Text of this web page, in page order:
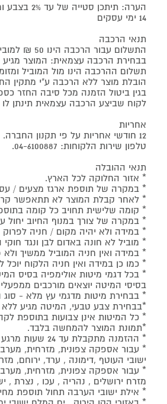
הערה: תיתכן סטייה של עד 2% בצבע ומידות.
14 ימי עסקים
תנאי הרכבה
התשלום עבור הרכבה הינו 50 ₪ למוביל בבית עבור כל מוצר
בבחירת הרכבה עצמאית: המוצר מגיע
תשלום ההרכבה הינו מול המוביל
הובלת מוצר ללא הרכבה ע"י מתקין
בגין ביטול הזמנה מכל סיבה החזר
לקוח שביצע הרכבה עצמאית תינתן לו
אחריות
12 חודשי אחריות על פי תקנון החברה.
טלפון שירות הלקוחות: 04-6100887.
תנאי ההובלה
* אזור החלוקה לכל הארץ.
* במקרה של תוספת ארגז מצעים / עסקה
* לאחר קבלת המוצר לא תתאפשר
* קומה שלישית תחויב כל קומה בתוספת 50 ₪ למוביל, לכל
* במקרה של צורך במנוף החיוב יחול
* במידה ולא יהיה מקום / חניה
* מוביל לא חונה באדום לבן ונגד חוקי
* במידה ואין חניה המוביל ממשיך
* כמו כן במידה ואין חניה הלקוח
* בכל דגמי מיטות אולימפיה בסיס
בסיסי המיטה יוצאים מורכבים
* בבחירת מיטות מדגמי עץ מלא - סוג
*בבחירת צבע טבעי, המיטה מגיע ללא
* כל המיטות אינן צבועות בתוספת
*תמונת המוצר להמחשה בלבד.
* ההזמנה מתקבלת עד 24 שעות מרגע ביצוע ההזמנה למעט תקלות טכנאיות.
* עבור אספקה צפונית, מזרחית,
ישובי העוטף ,דימונה , ערד, ירוחם,
* עבור אספקה צפונית, מזרחית,
מזרח ירושלים , נהריה , עכו , נצרת
* אילת ישובי הערבה תחול תוספת מחיר של